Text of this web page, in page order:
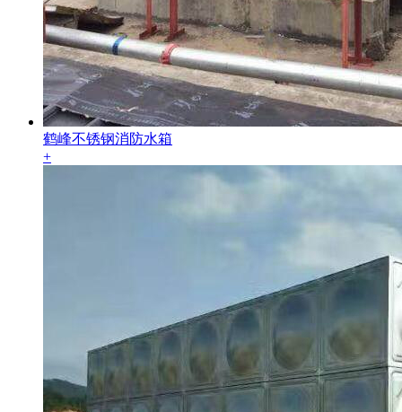
鹤峰不锈钢消防水箱
+